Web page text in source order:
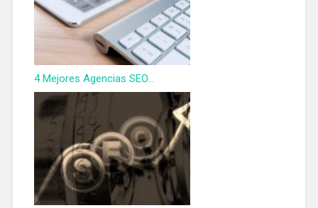
4 Mejores Agencias SEO...